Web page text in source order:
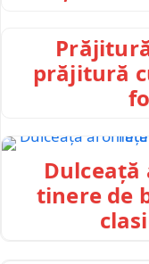
prăjitură
tinere de